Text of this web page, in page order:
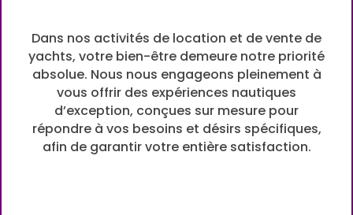
Dans nos activités de location et de vente de
yachts, votre bien-être demeure notre priorité
absolue. Nous nous engageons pleinement à
vous offrir des expériences nautiques
d’exception, conçues sur mesure pour
répondre à vos besoins et désirs spécifiques,
afin de garantir votre entière satisfaction.